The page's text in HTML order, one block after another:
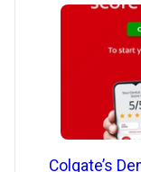
Colgate’s